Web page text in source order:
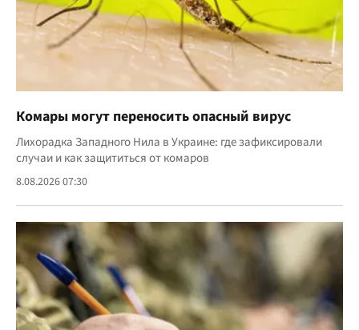
Комары могут переносить опасный вирус
Лихорадка Западного Нила в Украине: где зафиксировали
случаи и как защититься от комаров
8.08.2026 07:30